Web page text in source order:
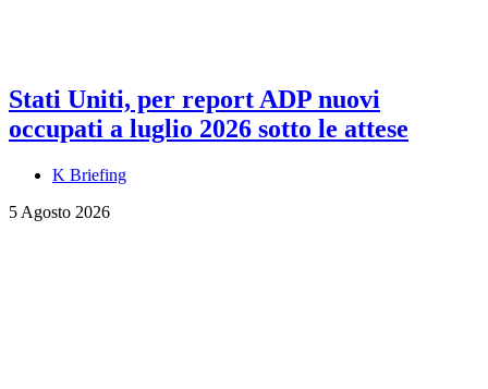
Stati Uniti, per report ADP nuovi
occupati a luglio 2026 sotto le attese
K Briefing
5 Agosto 2026